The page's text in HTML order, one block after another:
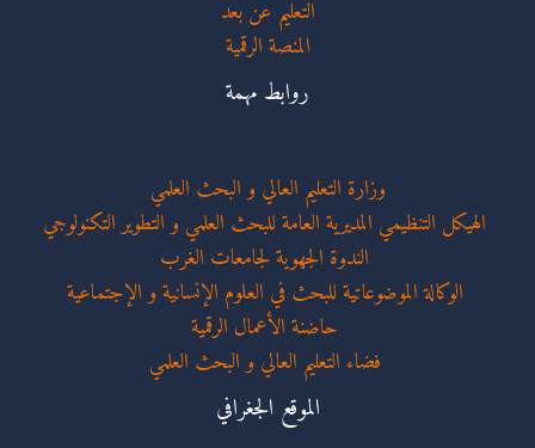
التعليم عن بعد
المنصة الرقمية
روابط مهمة
وزارة التعليم العالي و البحث العلمي
الهيكل التنظيمي المديرية العامة للبحث العلمي و التطوير التكنولوجي
الندوة الجهوية لجامعات الغرب
الوكالة الموضوعاتية للبحث في العلوم الإنسانية و الإجتماعية
حاضنة الأعمال الرقمية
فضاء التعليم العالي و البحث العلمي
الموقع الجغرافي